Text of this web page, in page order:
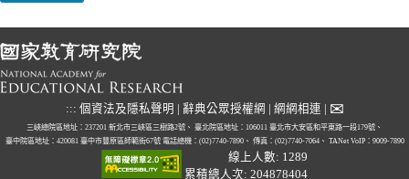
::: 個資法及隱私聲明 辭典公眾授權網 網網相連 ✉
三峽總院區地址：237201 新北市三峽區三樹路2號、 臺北院區地址：106011 臺北市大安區和平東路一段179號、
臺中院區地址：420081 臺中市豐原區師範街67號 電話總機：(02)7740-7890、 傳真：(02)7740-7064、 TANet VoIP：9009-7890
線上人數: 1289
累積總人次: 204878404